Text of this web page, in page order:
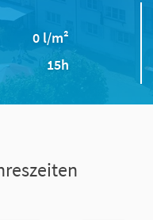
0 l/m²
15h